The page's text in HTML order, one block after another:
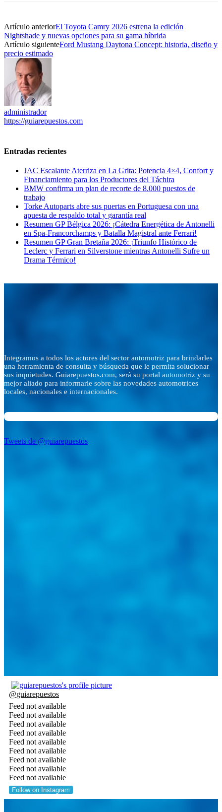
Artículo anteriorEl Toyota Camry 2026 estrena la edición
Nightshade y nuevas opciones para su gama híbrida
Artículo siguienteFord Mustang Daytona Concept: historia, diseño y
precio estimado
administrador
https://guiarepuestos.com
Entradas recientes
JAC Escalante Aterriza en La Grita: Potencia 4×4, Confort y
Financiamiento para los Productores del Táchira
BMW confirma un plan de recorte de 8.000 puestos de
trabajo
Torke Autoparts abre sus puertas en Portuguesa con una
apuesta de respaldo total y garantía real
Resumen GP Bélgica 2026: ¡Cátedra Energética de Antonelli
en Spa-Francorchamps y Batalla Magistral ante Ferrari!
Resumen GP Gran Bretaña 2026: ¡Triunfo Histórico de
Leclerc y Ferrari en Silverstone mientras Antonelli Sufre un
Drama Térmico!
Integramos a todos los actores del sector automotriz para brindarles
una herramienta de consulta y búsqueda que le permita solucionar
sus inquietudes. Guiarepuestos.com, será su portal automotriz y su
mejor aliado para informarle sobre las novedades automotrices
locales, nacionales e internacionales.
Tweets de @guiarepuestos
@guiarepuestos
Feed not available
Feed not available
Feed not available
Feed not available
Feed not available
Feed not available
Feed not available
Feed not available
Feed not available
Follow on Instagram